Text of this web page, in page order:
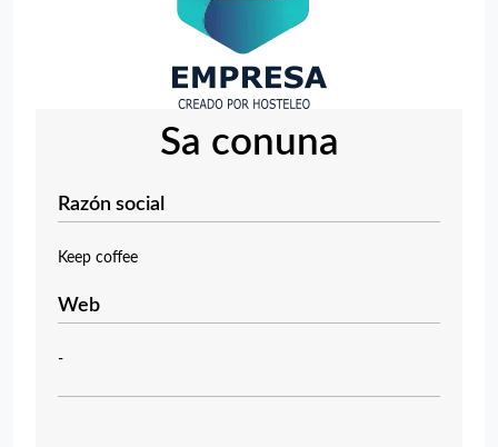
Sa conuna
Razón social
Keep coffee
Web
-